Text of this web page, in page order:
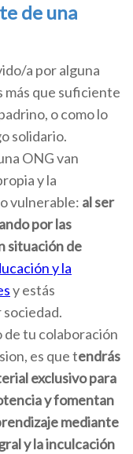
de una
a por alguna
más que suficiente
o como lo
solidario.
ONG van
y la
vulnerable: al ser
por las
situación de
y la
y estás
de tu colaboración
es que tendrás
exclusivo para
y fomentan
mediante
y la inculcación